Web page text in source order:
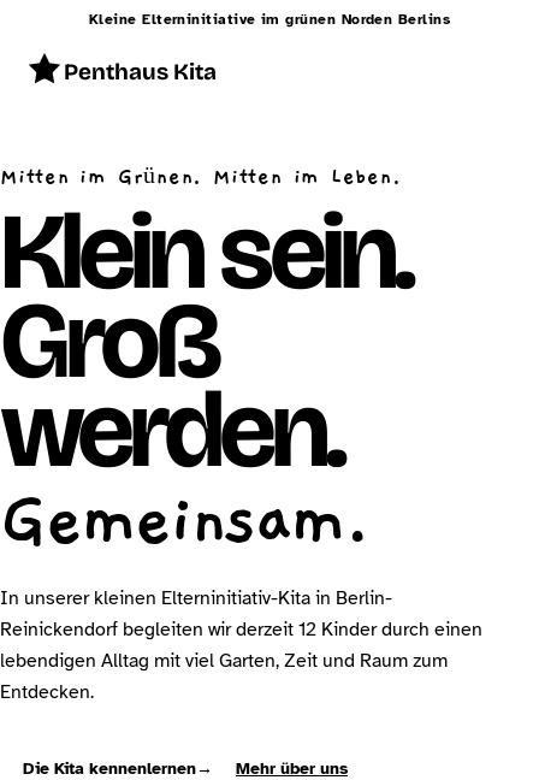
Kleine Elterninitiative im grünen Norden Berlins
Penthaus Kita
Konzept
Betreuung
Alltag
Räumlichkeiten
Essen
Kontakt
Mitten im Grünen. Mitten im Leben.
Klein sein.
Groß
werden.
Gemeinsam.
In unserer kleinen Elterninitiativ-Kita in Berlin-
Reinickendorf begleiten wir derzeit 12 Kinder durch einen
lebendigen Alltag mit viel Garten, Zeit und Raum zum
Entdecken.
Die Kita kennenlernen→ Mehr über uns